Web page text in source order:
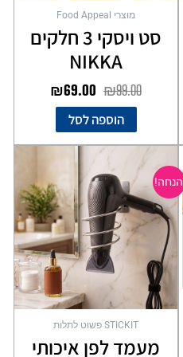
מוצרי Food Appeal
סט ויסקי 3 חלקים
NIKKA
₪99.00
₪69.00
הוספה לסל
הנחה!
STICKIT פשוט לתלות
מעמד לפן איכותי
המחיר
המקורי
היה:
₪69.00.
הוא:
₪49.00.